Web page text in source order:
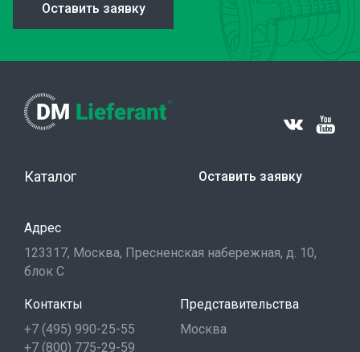
Оставить заявку
Каталог Оставить заявку
Адрес
123317, Москва, Пресненская набережная, д. 10,
блок С
Контакты
+7 (495) 990-25-55
+7 (800) 775-29-59
Представительства
Москва